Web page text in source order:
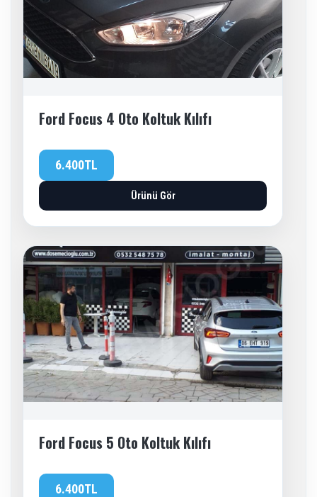
Ford Focus 4 Oto Koltuk Kılıfı
6.400TL
Ürünü Gör
Ford Focus 5 Oto Koltuk Kılıfı
6.400TL